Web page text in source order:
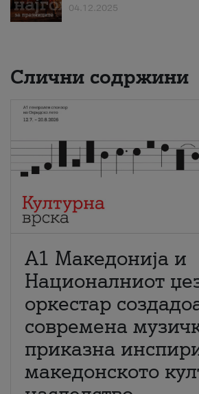
04.12.2025
Слични содржини
А1 Македонија и
Националниот
оркестар
современа
приказна
македонското